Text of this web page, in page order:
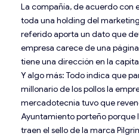
La compañía, de acuerdo con
toda una holding del
referido aporta un dato que
empresa carece de una
tiene una dirección en la
Y algo más: Todo indica que
millonario de los pollos la
mercadotecnia tuvo que
Ayuntamiento porteño porque
traen el sello de la marca